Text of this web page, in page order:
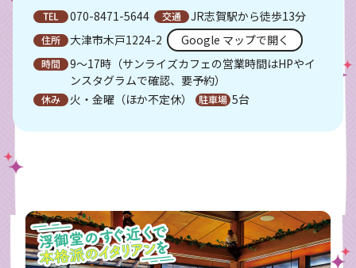
070-8471-5644
JR志賀駅から徒歩13分
大津市木戸1224-2
Google マップで開く
9～17時（サンライズカフェの営業時間はHPやイ
ンスタグラムで確認、要予約）
火・金曜（ほか不定休）
5台